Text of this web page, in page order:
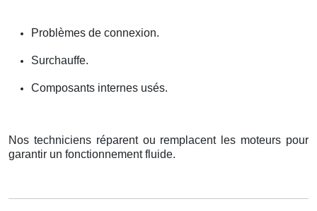
Problèmes de connexion.
Surchauffe.
Composants internes usés.
Nos techniciens réparent ou remplacent les moteurs pour
garantir un fonctionnement fluide.